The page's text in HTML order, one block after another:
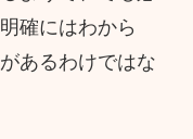
確にはわから
あるわけではな